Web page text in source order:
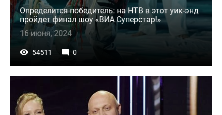
Определится победитель: на НТВ в этот уик-энд
пройдет финал шоу «ВИА Суперстар!»
16 июня, 2024
54511 0